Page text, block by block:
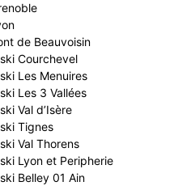
de Beauvoisin
Courchevel
Les Menuires
Les 3 Vallées
Val d’Isère
Tignes
Val Thorens
Lyon et Peripherie
Belley 01 Ain